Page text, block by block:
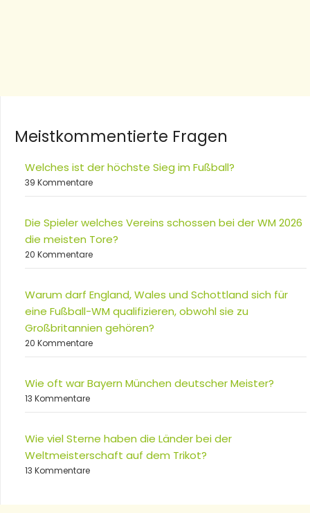
Meistkommentierte Fragen
Welches ist der höchste Sieg im Fußball?
39 Kommentare
Die Spieler welches Vereins schossen bei der WM 2026
die meisten Tore?
20 Kommentare
Warum darf England, Wales und Schottland sich für
eine Fußball-WM qualifizieren, obwohl sie zu
Großbritannien gehören?
20 Kommentare
Wie oft war Bayern München deutscher Meister?
13 Kommentare
Wie viel Sterne haben die Länder bei der
Weltmeisterschaft auf dem Trikot?
13 Kommentare